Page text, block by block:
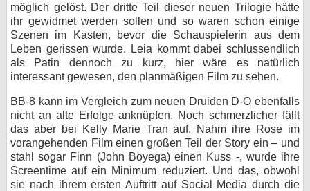
möglich gelöst. Der dritte Teil dieser neuen Trilogie hätte
ihr gewidmet werden sollen und so waren schon einige
Szenen im Kasten, bevor die Schauspielerin aus dem
Leben gerissen wurde. Leia kommt dabei schlussendlich
als Patin dennoch zu kurz, hier wäre es natürlich
interessant gewesen, den planmäßigen Film zu sehen.
BB-8 kann im Vergleich zum neuen Druiden D-O ebenfalls
nicht an alte Erfolge anknüpfen. Noch schmerzlicher fällt
das aber bei Kelly Marie Tran auf. Nahm ihre Rose im
vorangehenden Film einen großen Teil der Story ein – und
stahl sogar Finn (John Boyega) einen Kuss -, wurde ihre
Screentime auf ein Minimum reduziert. Und das, obwohl
sie nach ihrem ersten Auftritt auf Social Media durch die